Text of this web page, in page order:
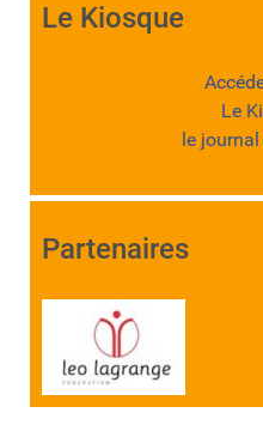
Le Kiosque
Le
le
Partenaires